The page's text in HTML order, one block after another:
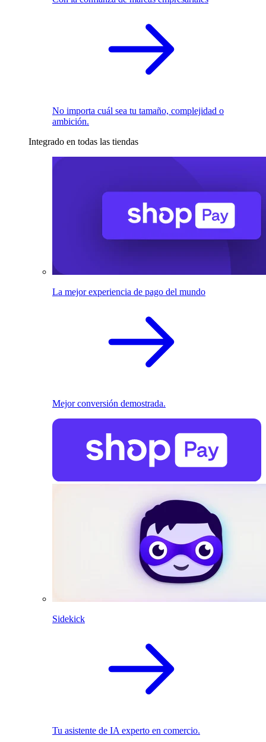
No importa cuál sea tu tamaño, complejidad o
ambición.
Integrado en todas las tiendas
La mejor experiencia de pago del mundo
Mejor conversión demostrada.
Sidekick
Tu asistente de IA experto en comercio.